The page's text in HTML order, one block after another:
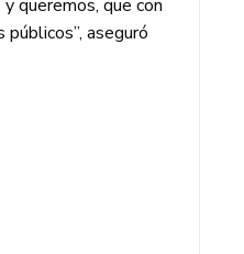
queremos, que con
aseguró